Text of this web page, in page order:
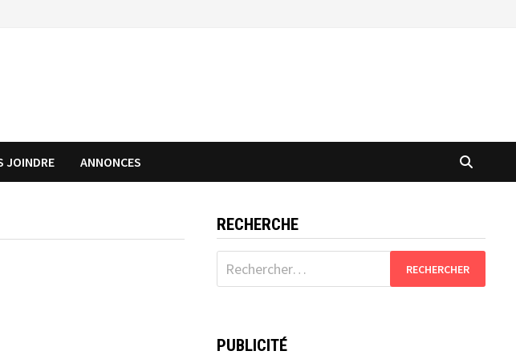
JOINDRE ANNONCES
RECHERCHE
Rechercher :
PUBLICITÉ